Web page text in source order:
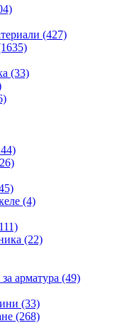
(427)
(33)
(4)
(22)
арматура (49)
(33)
(268)